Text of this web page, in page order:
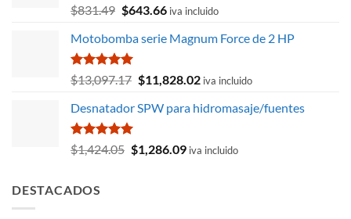
Valorado
con
de 5
$831.49 El
original
era:
$831.49.
$643.66El
actual
$643.66.
iva incluido
Motobomba serie Magnum Force de 2 HP
Valorado
con
de 5
$13,097.17 El
original
$13,097.17.
$11,828.02El
actual
$11,828.02.
iva incluido
Desnatador SPW para hidromasaje/fuentes
Valorado
con
$1,424.05 El
$1,286.09Eliva incluido
DESTACADOS